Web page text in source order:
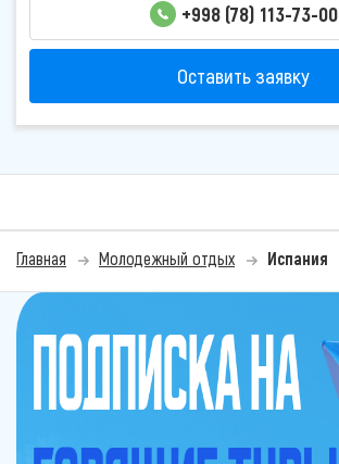
+998 (78) 113-73-00
Оставить заявку
Главная Молодежный отдых Испания